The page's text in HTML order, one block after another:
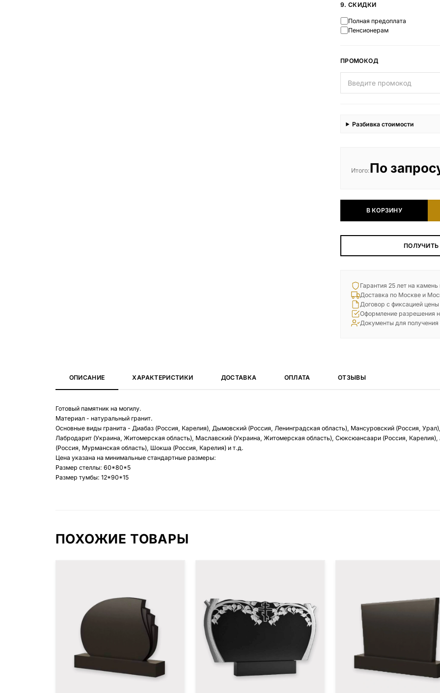
9. СКИДКИ
Полная предоплата
Пенсионерам
ПРОМОКОД
Разбивка стоимости
Итого:По
В КОРЗИНУ
Гарантия 25 лет на камень
Доставка по Москве и
Договор с фиксацией цены
Оформление разрешения
Документы для
ОПИСАНИЕ ХАРАКТЕРИСТИКИ ДОСТАВКА ОПЛАТА ОТЗЫВЫ
Готовый памятник на могилу.
Материал - натуральный гранит.
Основные виды гранита - Диабаз (Россия, Карелия), Дымовский (Россия, Ленинградская область), Мансуровский (Россия,
Лабродарит (Украина, Житомерская область), Маславский (Украина, Житомерская область), Сюксюансаари (Россия,
(Россия, Мурманская область), Шокша (Россия, Карелия) и т.д.
Цена указана на минимальные стандартные размеры:
Размер стеллы: 60*80*5
Размер тумбы: 12*90*15
ПОХОЖИЕ ТОВАРЫ